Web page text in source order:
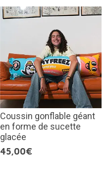
Coussin gonflable géant
en forme de sucette
glacée
45,00€